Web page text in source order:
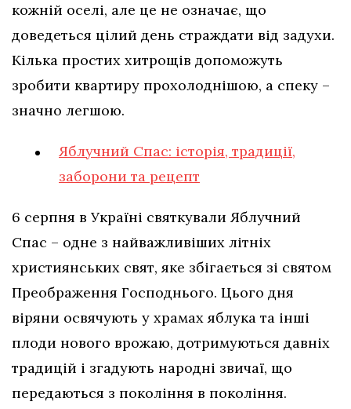
кожній оселі, але це не означає, що
доведеться цілий день страждати від задухи.
Кілька простих хитрощів допоможуть
зробити квартиру прохолоднішою, а спеку –
значно легшою.
Яблучний Спас: історія, традиції,
заборони та рецепт
6 серпня в Україні святкували Яблучний
Спас – одне з найважливіших літніх
християнських свят, яке збігається зі святом
Преображення Господнього. Цього дня
віряни освячують у храмах яблука та інші
плоди нового врожаю, дотримуються давніх
традицій і згадують народні звичаї, що
передаються з покоління в покоління.